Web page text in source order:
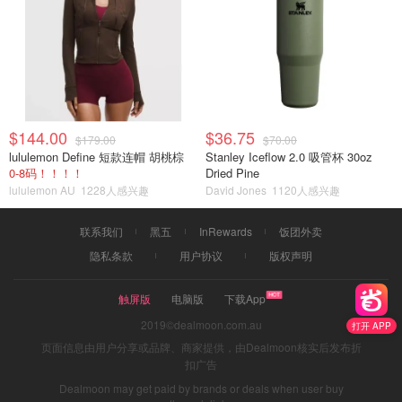
打开 APP
$144.00 $179.00
lululemon Define 短款连帽 胡桃棕
0-8码！！！！
lululemon AU 1228人感兴趣
$36.75 $70.00
Stanley Iceflow 2.0 吸管杯 30oz
Dried Pine
David Jones 1120人感兴趣
联系我们 黑五 InRewards
饭团外卖
隐私条款
用户协议 版权声明
触屏版 电脑版
下载App
2019©dealmoon.com.au
页面信息由用户分享或品牌、商家提供，由Dealmoon核实后发布折
扣广告
Dealmoon may get paid by brands or deals when user buy